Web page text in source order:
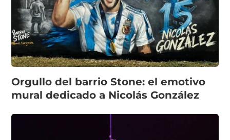
Orgullo del barrio Stone: el emotivo
mural dedicado a Nicolás González